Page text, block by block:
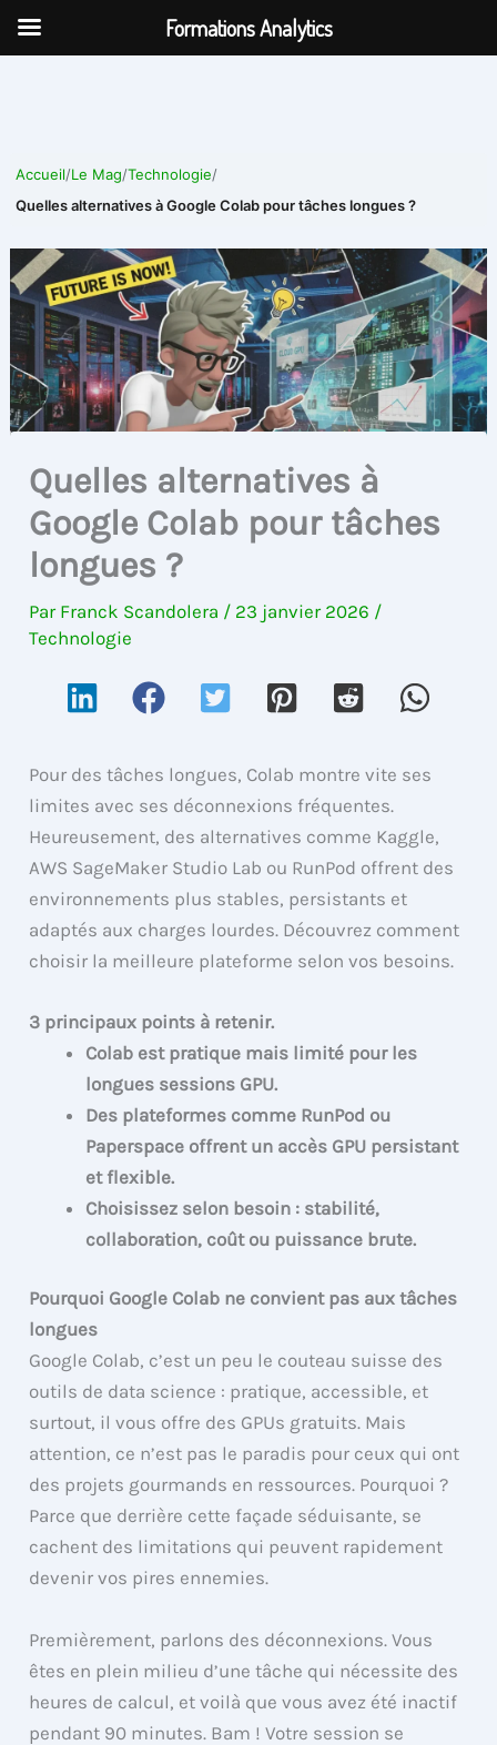
Aller
Accueil/Le Mag/Technologie/
Quelles alternatives à Google Colab pour tâches longues ?
Quelles alternatives à
Google Colab pour tâches
longues ?
Par Franck Scandolera / 23 janvier 2026 /
Technologie
Pour des tâches longues, Colab montre vite ses
limites avec ses déconnexions fréquentes.
Heureusement, des alternatives comme Kaggle,
AWS SageMaker Studio Lab ou RunPod offrent des
environnements plus stables, persistants et
adaptés aux charges lourdes. Découvrez comment
choisir la meilleure plateforme selon vos besoins.
3 principaux points à retenir.
Colab est pratique mais limité pour les
longues sessions GPU.
Des plateformes comme RunPod ou
Paperspace offrent un accès GPU persistant
et flexible.
Choisissez selon besoin : stabilité,
collaboration, coût ou puissance brute.
Pourquoi Google Colab ne convient pas aux tâches
longues
Google Colab, c’est un peu le couteau suisse des
outils de data science : pratique, accessible, et
surtout, il vous offre des GPUs gratuits. Mais
attention, ce n’est pas le paradis pour ceux qui ont
des projets gourmands en ressources. Pourquoi ?
Parce que derrière cette façade séduisante, se
cachent des limitations qui peuvent rapidement
devenir vos pires ennemies.
Premièrement, parlons des déconnexions. Vous
êtes en plein milieu d’une tâche qui nécessite des
heures de calcul, et voilà que vous avez été inactif
pendant 90 minutes. Bam ! Votre session se
Formations Analytics